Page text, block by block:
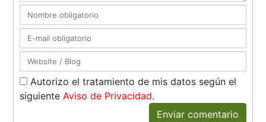
Autorizo el tratamiento de mis datos según el
siguienteAviso de Privacidad.
Enviar comentario